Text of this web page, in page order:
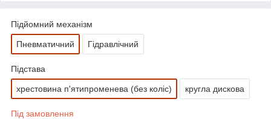
Підйомний механізм
Пневматичний Гідравлічний
Підстава
хрестовина п'ятипроменева (без коліс) кругла дискова
Під замовлення